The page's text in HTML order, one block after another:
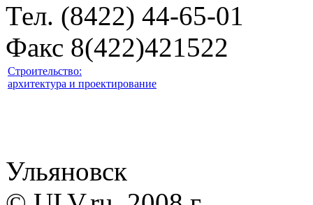
Тел. (8422) 44-65-01
Факс 8(422)421522
Строительство:
архитектура и проектирование
Ульяновск